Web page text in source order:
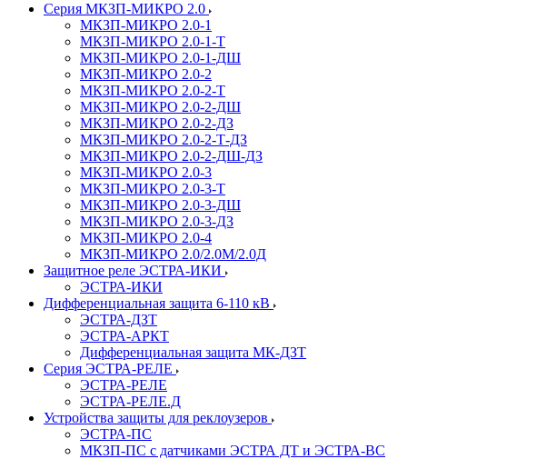
Серия МКЗП-МИКРО 2.0
МКЗП-МИКРО 2.0-1
МКЗП-МИКРО 2.0-1-Т
МКЗП-МИКРО 2.0-1-ДШ
МКЗП-МИКРО 2.0-2
МКЗП-МИКРО 2.0-2-Т
МКЗП-МИКРО 2.0-2-ДШ
МКЗП-МИКРО 2.0-2-ДЗ
МКЗП-МИКРО 2.0-2-Т-ДЗ
МКЗП-МИКРО 2.0-2-ДШ-ДЗ
МКЗП-МИКРО 2.0-3
МКЗП-МИКРО 2.0-3-Т
МКЗП-МИКРО 2.0-3-ДШ
МКЗП-МИКРО 2.0-3-ДЗ
МКЗП-МИКРО 2.0-4
МКЗП-МИКРО 2.0/2.0М/2.0Д
Защитное реле ЭСТРА-ИКИ
ЭСТРА-ИКИ
Дифференциальная защита 6-110 кВ
ЭСТРА-ДЗТ
ЭСТРА-АРКТ
Дифференциальная защита МК-ДЗТ
Серия ЭСТРА-РЕЛЕ
ЭСТРА-РЕЛЕ
ЭСТРА-РЕЛЕ.Д
Устройства защиты для реклоузеров
ЭСТРА-ПС
МКЗП-ПС с датчиками ЭСТРА ДТ и ЭСТРА-ВС